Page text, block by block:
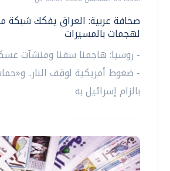
صحافة عربية: العراق يفكك
لهجمات بالمسيرات
- روسيا: هاجمنا سفنا ومنشآت
- ضغوط أمريكية لوقف النار..
بالزام إسرائيل به